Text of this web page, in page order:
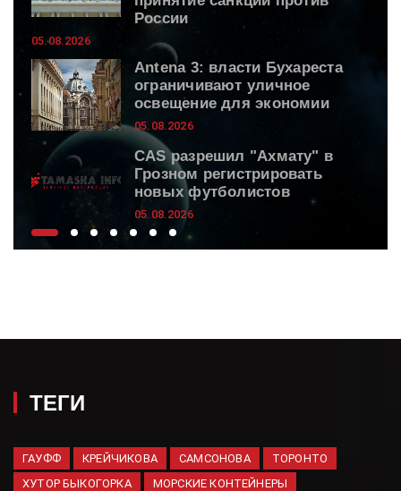
России
05.08.2026
Antena 3: власти Бухареста
ограничивают уличное
освещение для экономии
05.08.2026
CAS разрешил "Ахмату" в
Грозном регистрировать
новых футболистов
05.08.2026
Актриса Поргина сообщила,
проведения ЧМ по футболу
05.08.2026
ТЕГИ
ГАУФФ КРЕЙЧИКОВА САМСОНОВА
ТОРОНТО
ХУТОР БЫКОГОРКА
МОРСКИЕ КОНТЕЙНЕРЫ